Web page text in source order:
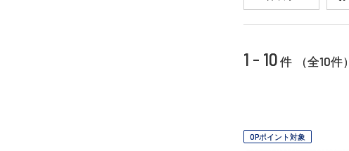
1 - 10 件 （全10件）
OPポイント対象